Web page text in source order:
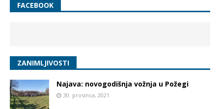
FACEBOOK
ZANIMLJIVOSTI
Najava: novogodišnja vožnja u Požegi
30. prosinca, 2021